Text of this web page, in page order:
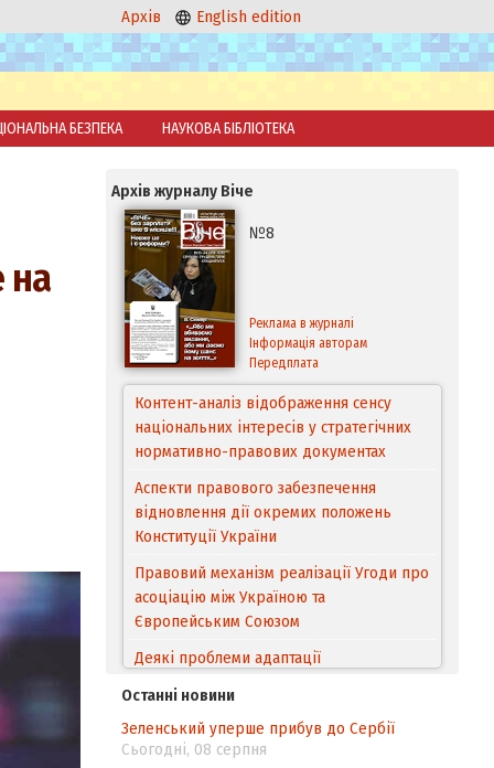
Архів English edition
БЕЗПЕКА НАУКОВА БІБЛІОТЕКА
на
Архів журналу Віче
№8
Реклама в журналі
Інформація авторам
Передплата
Контент-аналіз відображення сенсу
національних інтересів у стратегічних
нормативно-правових документах
Аспекти правового забезпечення
відновлення дії окремих положень
Конституції України
Правовий механізм реалізації Угоди про
асоціацію між Україною та
Європейським Cоюзом
Деякі проблеми адаптації
походження товарів відповідно до
Угоди про торговельні аспекти прав
інтелектуальної власності (TRIPS) у
Останні новини
Зеленський уперше прибув до Сербії
Сьогодні, 08 серпня